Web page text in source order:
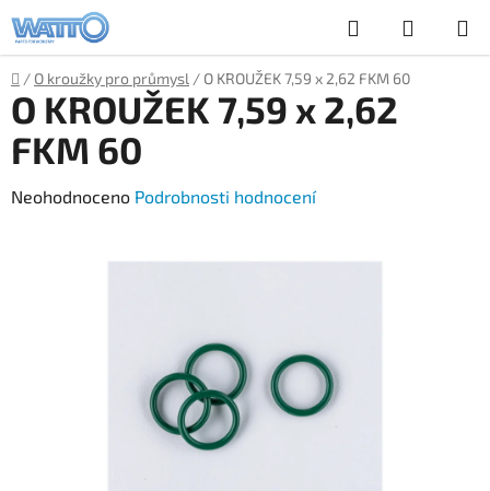
na
obsah
Hledat
KOŠÍK
Domů
/ O kroužky pro průmysl / O KROUŽEK 7,59 x 2,62 FKM 60
O KROUŽEK 7,59 x 2,62
FKM 60
Průměrné
Neohodnoceno Podrobnosti hodnocení